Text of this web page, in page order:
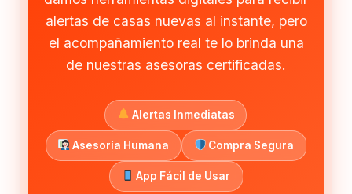
alertas de casas nuevas al instante, pero
el acompañamiento real te lo brinda una
de nuestras asesoras certificadas.
Alertas Inmediatas
Asesoría Humana Compra Segura
App Fácil de Usar